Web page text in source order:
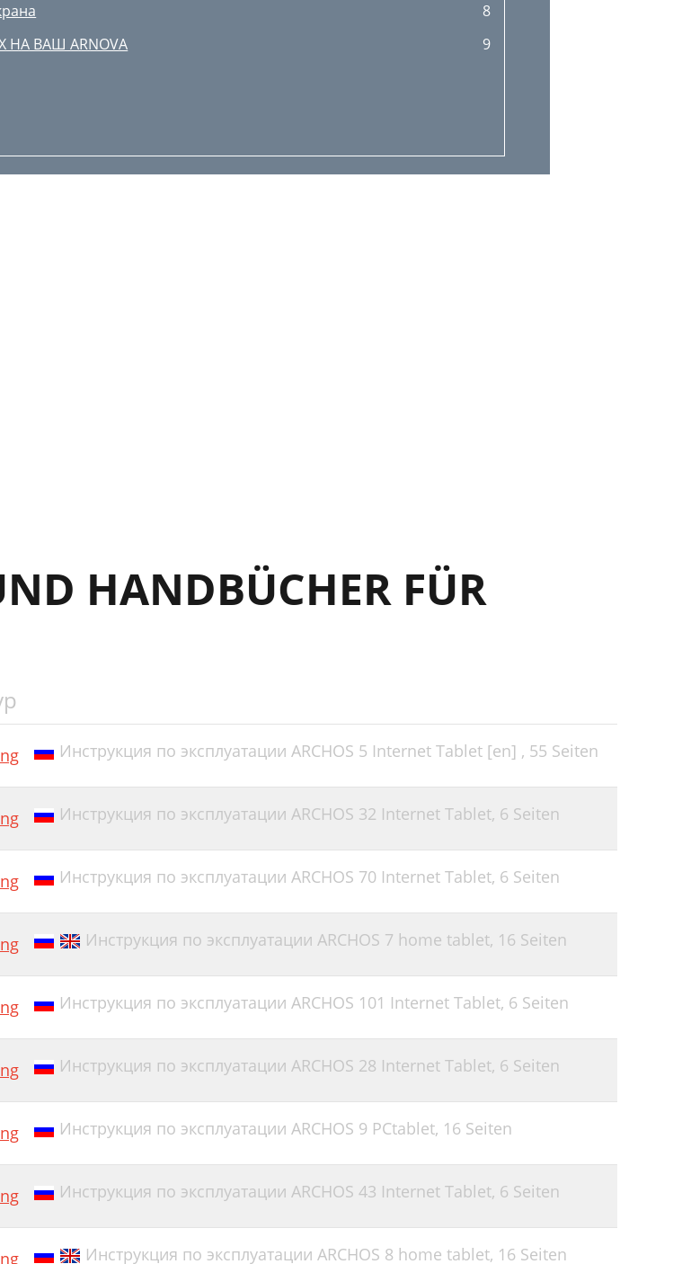
8
ВАШ ARNOVA
9
HANDBÜCHER FÜR
Инструкция по эксплуатации ARCHOS 5 Internet Tablet [en] , 55 Seiten
Инструкция по эксплуатации ARCHOS 32 Internet Tablet, 6 Seiten
Инструкция по эксплуатации ARCHOS 70 Internet Tablet, 6 Seiten
Инструкция по эксплуатации ARCHOS 7 home tablet, 16 Seiten
Инструкция по эксплуатации ARCHOS 101 Internet Tablet, 6 Seiten
Инструкция по эксплуатации ARCHOS 28 Internet Tablet, 6 Seiten
Инструкция по эксплуатации ARCHOS 9 PCtablet, 16 Seiten
Инструкция по эксплуатации ARCHOS 43 Internet Tablet, 6 Seiten
Инструкция по эксплуатации ARCHOS 8 home tablet, 16 Seiten